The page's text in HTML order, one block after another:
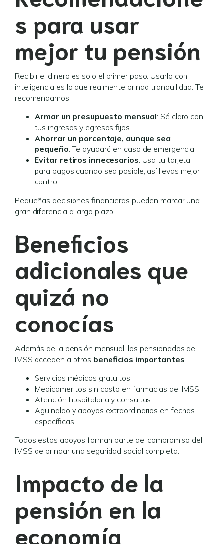
s para usar
mejor tu pensión
Recibir el dinero es solo el primer paso. Usarlo con
inteligencia es lo que realmente brinda tranquilidad. Te
recomendamos:
Armar un presupuesto mensual: Sé claro con
tus ingresos y egresos fijos.
Ahorrar un porcentaje, aunque sea
pequeño: Te ayudará en caso de emergencia.
Evitar retiros innecesarios: Usa tu tarjeta
para pagos cuando sea posible, así llevas mejor
control.
Pequeñas decisiones financieras pueden marcar una
gran diferencia a largo plazo.
Beneficios
adicionales que
quizá no
conocías
Además de la pensión mensual, los pensionados del
IMSS acceden a otros beneficios importantes:
Servicios médicos gratuitos.
Medicamentos sin costo en farmacias del IMSS.
Atención hospitalaria y consultas.
Aguinaldo y apoyos extraordinarios en fechas
específicas.
Todos estos apoyos forman parte del compromiso del
IMSS de brindar una seguridad social completa.
Impacto de la
pensión en la
economía